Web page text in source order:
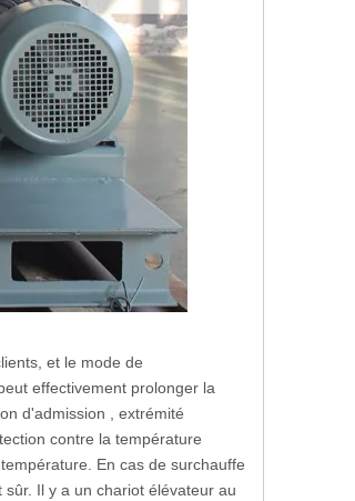
et le mode de
effectivement prolonger la
d'admission , extrémité
contre la température
En cas de surchauffe
Il y a un chariot élévateur au